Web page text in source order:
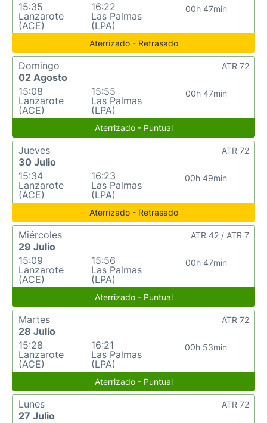
15:35
Lanzarote
(ACE)
16:22
Las Palmas
(LPA)
00h 47min
Aterrizado - Retrasado
Domingo
02 Agosto
15:08
Lanzarote
(ACE)
15:55
Las Palmas
(LPA)
00h 47min
ATR 72
Aterrizado - Puntual
Jueves
30 Julio
15:34
Lanzarote
(ACE)
16:23
Las Palmas
(LPA)
00h 49min
ATR 72
Aterrizado - Retrasado
Miércoles
29 Julio
15:09
Lanzarote
(ACE)
15:56
Las Palmas
(LPA)
00h 47min
ATR 42 / ATR 7
Aterrizado - Puntual
Martes
28 Julio
15:28
Lanzarote
(ACE)
16:21
Las Palmas
(LPA)
00h 53min
ATR 72
Aterrizado - Puntual
Lunes
27 Julio
ATR 72